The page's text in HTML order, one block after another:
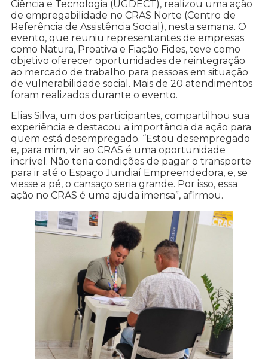
Ciência e Tecnologia (UGDECT), realizou uma ação
de empregabilidade no CRAS Norte (Centro de
Referência de Assistência Social), nesta semana. O
evento, que reuniu representantes de empresas
como Natura, Proativa e Fiação Fides, teve como
objetivo oferecer oportunidades de reintegração
ao mercado de trabalho para pessoas em situação
de vulnerabilidade social. Mais de 20 atendimentos
foram realizados durante o evento.
Elias Silva, um dos participantes, compartilhou sua
experiência e destacou a importância da ação para
quem está desempregado. “Estou desempregado
e, para mim, vir ao CRAS é uma oportunidade
incrível. Não teria condições de pagar o transporte
para ir até o Espaço Jundiaí Empreendedora, e, se
viesse a pé, o cansaço seria grande. Por isso, essa
ação no CRAS é uma ajuda imensa”, afirmou.